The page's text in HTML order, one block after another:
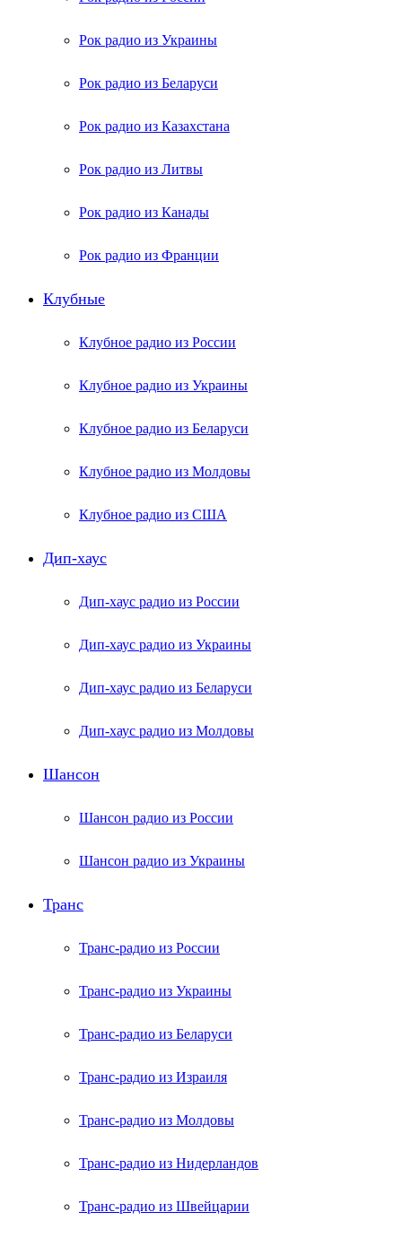
Рок радио из Украины
Рок радио из Беларуси
Рок радио из Казахстана
Рок радио из Литвы
Рок радио из Канады
Рок радио из Франции
Клубные
Клубное радио из России
Клубное радио из Украины
Клубное радио из Беларуси
Клубное радио из Молдовы
Клубное радио из США
Дип-хаус
Дип-хаус радио из России
Дип-хаус радио из Украины
Дип-хаус радио из Беларуси
Дип-хаус радио из Молдовы
Шансон
Шансон радио из России
Шансон радио из Украины
Транс
Транс-радио из России
Транс-радио из Украины
Транс-радио из Беларуси
Транс-радио из Израиля
Транс-радио из Молдовы
Транс-радио из Нидерландов
Транс-радио из Швейцарии